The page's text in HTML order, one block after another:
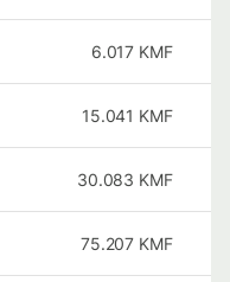
6.017 KMF
15.041 KMF
30.083 KMF
75.207 KMF